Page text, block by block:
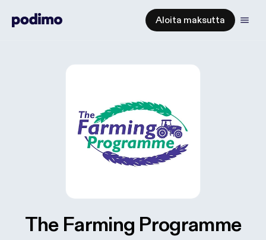
Aloita maksutta
The Farming Programme